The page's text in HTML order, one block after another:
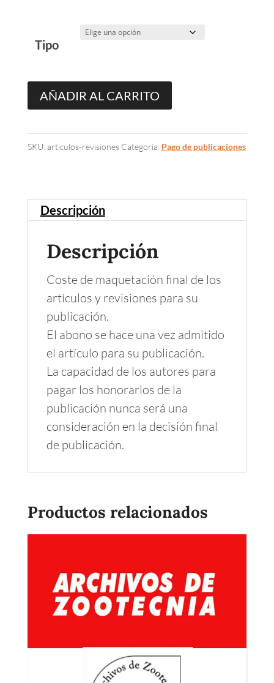
Tipo
Artículos
y
cantidad
AÑADIR AL CARRITO
SKU:articulos-revisiones Categoría: Pago de publicaciones
Descripción
Descripción
Coste de maquetación final de los
artículos y revisiones para su
publicación.
El abono se hace una vez admitido
el artículo para su publicación.
La capacidad de los autores para
pagar los honorarios de la
publicación nunca será una
consideración en la decisión final
de publicación.
Productos relacionados